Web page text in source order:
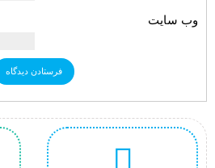
وب‌ سایت